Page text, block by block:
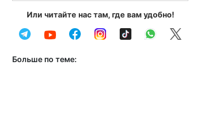
Или читайте нас там, где вам удобно!
Больше по теме: